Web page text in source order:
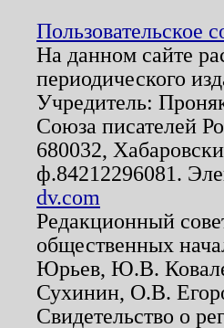
Пользовательское
На данном сайте
периодического
Учредитель:
Союза писателей
680032,
ф.84212296081.
dv.com
Редакционный
общественных
Юрьев, Ю.В.
Сухинин, О.В.
Свидетельство о